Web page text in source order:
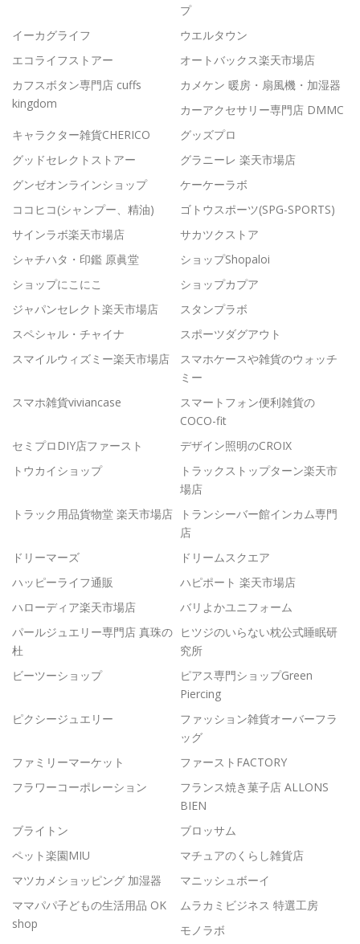
プ
イーカグライフ
ウエルタウン
エコライフストアー
オートバックス楽天市場店
カフスボタン専門店 cuffs
kingdom
カメケン 暖房・扇風機・加湿器
カーアクセサリー専門店 DMMC
キャラクター雑貨CHERICO
グッズプロ
グッドセレクトストアー
グラニーレ 楽天市場店
グンゼオンラインショップ
ケーケーラボ
ココヒコ(シャンプー、精油)
ゴトウスポーツ(SPG-SPORTS)
サインラボ楽天市場店
サカツクストア
シャチハタ・印鑑 原眞堂
ショップShopaloi
ショップにこにこ
ショップカプア
ジャパンセレクト楽天市場店
スタンプラボ
スペシャル・チャイナ
スポーツダグアウト
スマイルウィズミー楽天市場店
スマホケースや雑貨のウォッチ
ミー
スマホ雑貨viviancase
スマートフォン便利雑貨の
COCO-fit
セミプロDIY店ファースト
デザイン照明のCROIX
トウカイショップ
トラックストップターン楽天市
場店
トラック用品貨物堂 楽天市場店
トランシーバー館インカム専門
店
ドリーマーズ
ドリームスクエア
ハッピーライフ通販
ハピポート 楽天市場店
ハローディア楽天市場店
バリよかユニフォーム
パールジュエリー専門店 真珠の
杜
ヒツジのいらない枕公式睡眠研
究所
ビーツーショップ
ピアス専門ショップGreen
Piercing
ピクシージュエリー
ファッション雑貨オーバーフラ
ッグ
ファミリーマーケット
ファーストFACTORY
フラワーコーポレーション
フランス焼き菓子店 ALLONS
BIEN
ブライトン
ブロッサム
ペット楽園MIU
マチュアのくらし雑貨店
マツカメショッピング 加湿器
マニッシュボーイ
ママパパ子どもの生活用品 OK
shop
ムラカミビジネス 特選工房
モノラボ